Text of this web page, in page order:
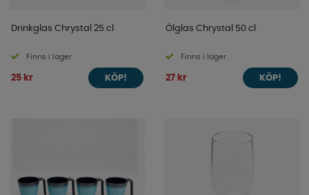
Drinkglas Chrystal 25 cl
Finns i lager
25 kr KÖP!
Ölglas Chrystal 50 cl
Finns i lager
27 kr KÖP!